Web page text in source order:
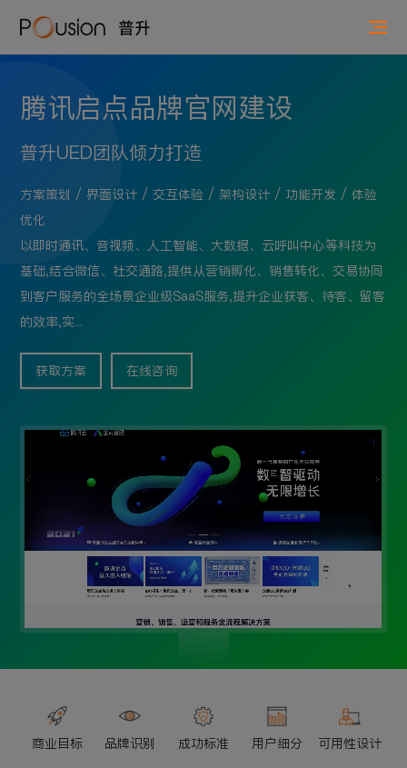
腾讯启点品牌官网建设
普升UED团队倾力打造
方案策划 / 界面设计 / 交互体验 / 架构设计 / 功能开发 / 体验
优化
以即时通讯、音视频、人工智能、大数据、云呼叫中心等科技为
基础,结合微信、社交通路,提供从营销孵化、销售转化、交易协同
到客户服务的全场景企业级SaaS服务,提升企业获客、待客、留客
的效率,实...
获取方案 在线咨询
商业目标 品牌识别 成功标准 用户细分 可用性设计